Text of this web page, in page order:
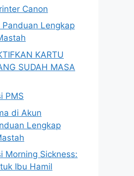
Canon
Panduan Lengkap
KARTU
SUDAH MASA
PMS
di Akun
Lengkap
Morning Sickness:
Ibu Hamil